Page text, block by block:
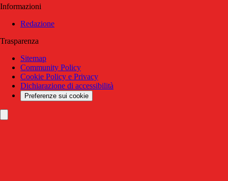
Informazioni
Redazione
Trasparenza
Sitemap
Community Policy
Cookie Policy e Privacy
Dichiarazione di accessibilità
Preferenze sui cookie